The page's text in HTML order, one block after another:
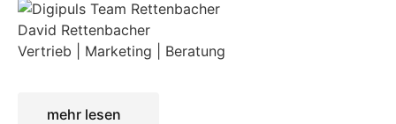
David Rettenbacher
Vertrieb | Marketing | Beratung
mehr lesen